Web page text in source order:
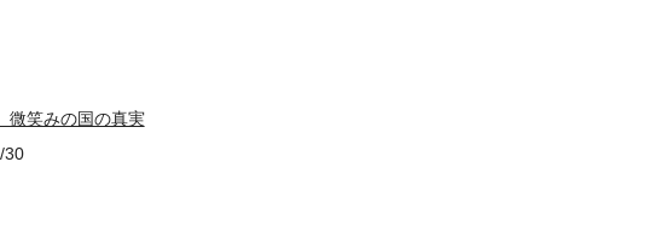
笑みの国の真実
30